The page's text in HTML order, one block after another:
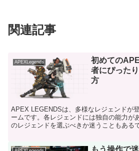
関連記事
APEXLegends
初めての
者にぴった
方
APEX LEGENDSは、多様なレジェンドが
ームです。各レジェンドには独自の能力が
のレジェンドを選ぶべきか迷うこともある
もう操作で